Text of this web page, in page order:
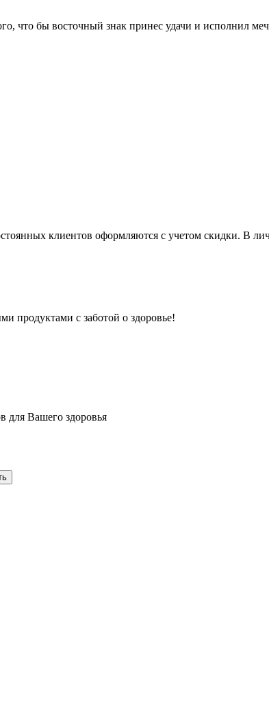
что бы восточный знак принес удачи и исполнил
клиентов оформляются с учетом скидки. В
продуктами с заботой о здоровье!
для Вашего здоровья